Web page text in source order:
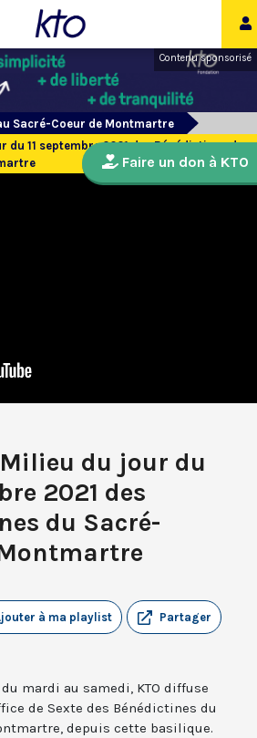
Contenu sponsorisé
Sacré-Coeur de Montmartre
du 11 septembre 2021 des Bénédictines du
du jour du
2021 des
du Sacré-
Partager
à ma playlist
mardi au samedi, KTO diffuse
de Sexte des Bénédictines du
depuis cette basilique.
Faire un don à KTO